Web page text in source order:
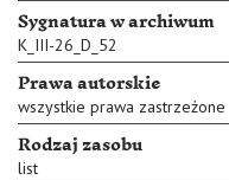
Sygnatura w archiwum
K_III-26_D_52
Prawa autorskie
wszystkie prawa zastrzeżone
Rodzaj zasobu
list